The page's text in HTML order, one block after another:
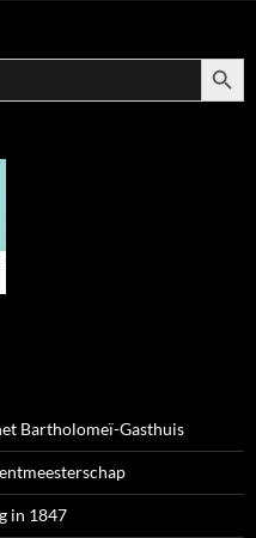
Bartholomeï-Gasthuis
in 1847